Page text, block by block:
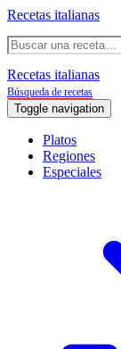
Recetas italianas
Recetas italianas
Búsqueda de recetas
Toggle navigation
Platos
Regiones
Especiales